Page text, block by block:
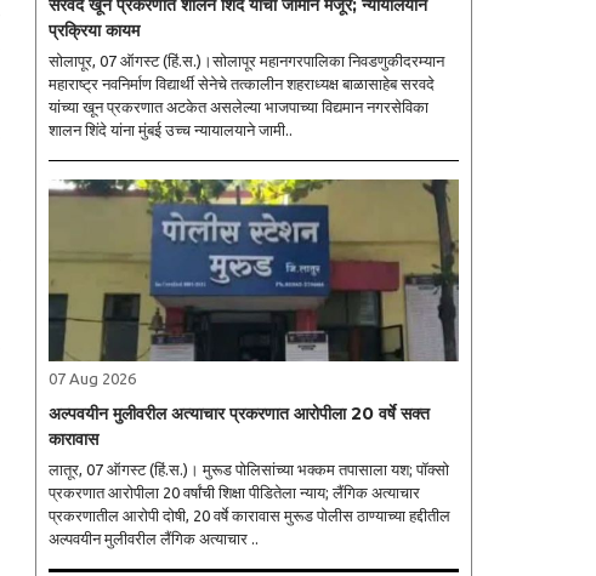
सरवदे खून प्रकरणात शालन शिंदे यांचा जामीन मंजूर; न्यायालयीन
प्रक्रिया कायम
सोलापूर, 07 ऑगस्ट (हिं.स.)।सोलापूर महानगरपालिका निवडणुकीदरम्यान
महाराष्ट्र नवनिर्माण विद्यार्थी सेनेचे तत्कालीन शहराध्यक्ष बाळासाहेब सरवदे
यांच्या खून प्रकरणात अटकेत असलेल्या भाजपाच्या विद्यमान नगरसेविका
शालन शिंदे यांना मुंबई उच्च न्यायालयाने जामी..
07 Aug 2026
अल्पवयीन मुलीवरील अत्याचार प्रकरणात आरोपीला 20 वर्षे सक्त
कारावास
लातूर, 07 ऑगस्ट (हिं.स.)। मुरूड पोलिसांच्या भक्कम तपासाला यश; पॉक्सो
प्रकरणात आरोपीला 20 वर्षांची शिक्षा पीडितेला न्याय; लैंगिक अत्याचार
प्रकरणातील आरोपी दोषी, 20 वर्षे कारावास मुरूड पोलीस ठाण्याच्या हद्दीतील
अल्पवयीन मुलीवरील लैंगिक अत्याचार ..